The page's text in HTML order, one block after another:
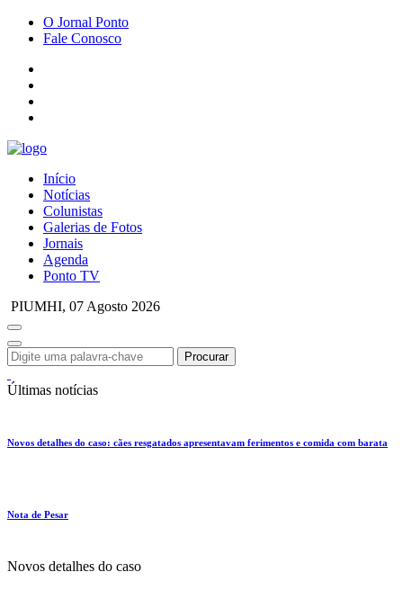
O Jornal Ponto
Fale Conosco
Início
Notícias
Colunistas
Galerias de Fotos
Jornais
Agenda
Ponto TV
PIUMHI, 07 Agosto 2026
Procurar
Últimas notícias
Novos detalhes do caso: cães resgatados apresentavam ferimentos e comida com barata
Nota de Pesar
Novos detalhes do caso